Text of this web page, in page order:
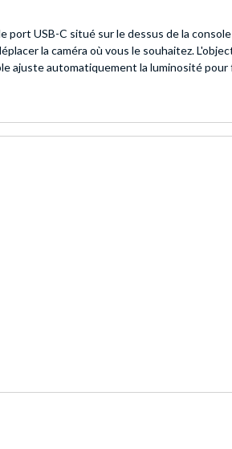
USB-C situé sur le dessus de la
la caméra où vous le souhaitez.
ajuste automatiquement la luminosité